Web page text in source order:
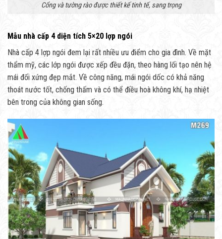
Cổng và tường rào được thiết kế tinh tế, sang trọng
Mẫu nhà cấp 4 diện tích 5×20 lợp ngói
Nhà cấp 4 lợp ngói đem lại rất nhiều ưu điểm cho gia đình. Về mặt
thẩm mỹ, các lớp ngói được xếp đều đặn, theo hàng lối tạo nên hệ
mái đối xứng đẹp mắt. Về công năng, mái ngói dốc có khả năng
thoát nước tốt, chống thấm và có thể điều hoà không khí, hạ nhiệt
bên trong của không gian sống.